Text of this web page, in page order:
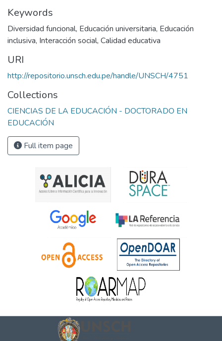
Keywords
Diversidad funcional, Educación universitaria, Educación
inclusiva, Interacción social, Calidad educativa
URI
http://repositorio.unsch.edu.pe/handle/UNSCH/4751
Collections
CIENCIAS DE LA EDUCACIÓN - DOCTORADO EN
EDUCACIÓN
Full item page